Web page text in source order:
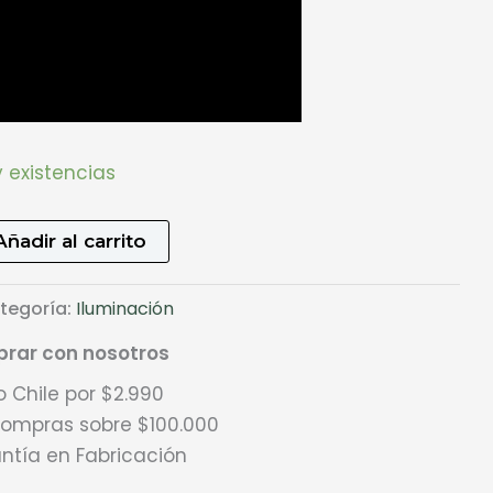
existencias
al carrito
Iluminación
con nosotros
por $2.990
sobre $100.000
en Fabricación